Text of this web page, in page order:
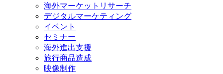
海外マーケットリサーチ
デジタルマーケティング
イベント
セミナー
海外進出支援
旅行商品造成
映像制作